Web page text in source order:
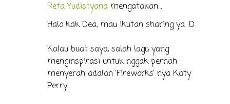
Reta Yudistyana mengatakan…
Halo kak Dea, mau ikutan sharing ya :D
Kalau buat saya, salah lagu yang
menginspirasi untuk nggak pernah
menyerah adalah 'Fireworks' nya Katy
Perry.